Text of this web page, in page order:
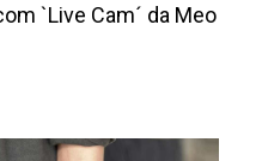
`Live Cam´ da Meo